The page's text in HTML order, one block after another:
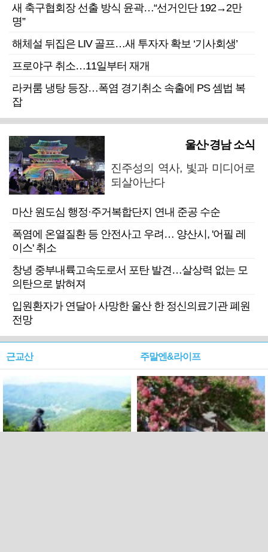
새 축구협회장 선출 방식 윤곽…“선거인단 192→2만
명”
해체설 뒤집은 LIV 골프…새 투자자 확보 ‘기사회생’
프로야구 취소…11일부터 재개
라커룸 냉탕 등장…폭염 경기취소 속출에 PS 셈법 복
잡
울산·경남 소식
진주성의 역사, 빛과 미디어로
되살아난다
마산 원도심 행정·주거복합단지 연내 준공 수순
폭염에 온열질환 등 안전사고 우려… 양산시, '어필 레
이스' 취소
창녕 중부내륙고속도로서 포탄 발견…살상력 없는 모
의탄으로 밝혀져
입원환자가 연달아 사망한 울산 한 정신의료기관 폐원
전망
근교산 주말엔&라이프